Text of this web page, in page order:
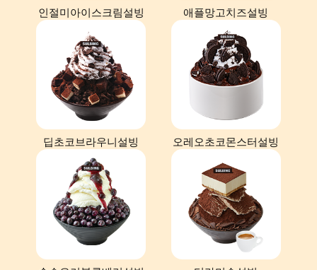
인절미아이스크림설빙 애플망고치즈설빙
딥초코브라우니설빙 오레오초코몬스터설빙